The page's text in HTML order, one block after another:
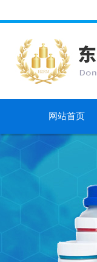
网站首页